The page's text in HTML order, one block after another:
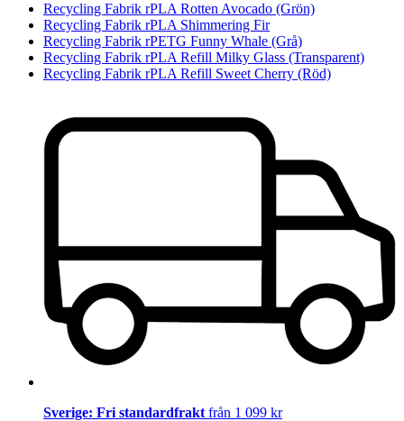
Recycling Fabrik rPLA Rotten Avocado (Grön)
Recycling Fabrik rPLA Shimmering Fir
Recycling Fabrik rPETG Funny Whale (Grå)
Recycling Fabrik rPLA Refill Milky Glass (Transparent)
Recycling Fabrik rPLA Refill Sweet Cherry (Röd)
Sverige: Fri standardfrakt från 1 099 kr